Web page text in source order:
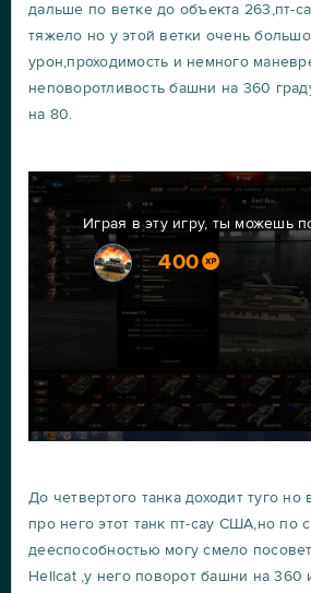
дальше по ветке до объекта 263,пт-
тяжело но у этой ветки очень
урон,проходимость и немного
неповоротливость башни на 360
на 80.
Играя в эту игру, ты можешь
400
До четвертого танка доходит туго но
про него этот танк пт-сау США,но по
дееспособностью могу смело
Hellcat ,у него поворот башни на